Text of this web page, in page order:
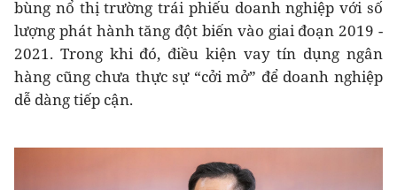
bùng nổ thị trường trái phiếu doanh nghiệp với số
lượng phát hành tăng đột biến vào giai đoạn 2019 -
2021. Trong khi đó, điều kiện vay tín dụng ngân
hàng cũng chưa thực sự “cởi mở” để doanh nghiệp
dễ dàng tiếp cận.